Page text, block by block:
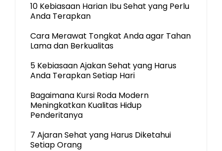
10 Kebiasaan Harian Ibu Sehat yang Perlu
Anda Terapkan
Cara Merawat Tongkat Anda agar Tahan
Lama dan Berkualitas
5 Kebiasaan Ajakan Sehat yang Harus
Anda Terapkan Setiap Hari
Bagaimana Kursi Roda Modern
Meningkatkan Kualitas Hidup
Penderitanya
7 Ajaran Sehat yang Harus Diketahui
Setiap Orang